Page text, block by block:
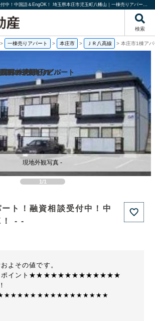
本庄市1棟アパート！融資相談受付中！中国語＆EngOK！ 埼玉県本庄市児玉町八幡山｜一棟売りアパート｜投資物件や収益物件｜株式会社リタ不動産
検索
> 一棟売りアパート > 本庄市 > ＪＲ八高線 > 本庄市1棟ア
1/1
現地外観写真 -
ト！融資相談受付中！中
！ - -
よその値です。
ポイント★★★★★★★★★★★★★
西ノ茶屋町の
町の1棟売りビル
目の一棟売りアパート
の1棟売りビル